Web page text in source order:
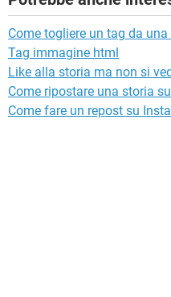
Come togliere un tag da
Tag immagine html
Like alla storia ma non si
Come ripostare una storia
Come fare un repost su